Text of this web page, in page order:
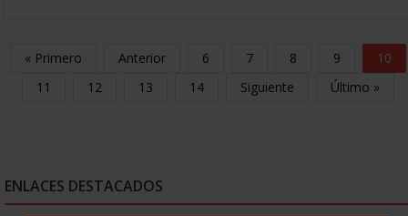
« Primero Anterior 6 7 8 9
10
11
12 13 14 Siguiente Último »
ENLACES DESTACADOS